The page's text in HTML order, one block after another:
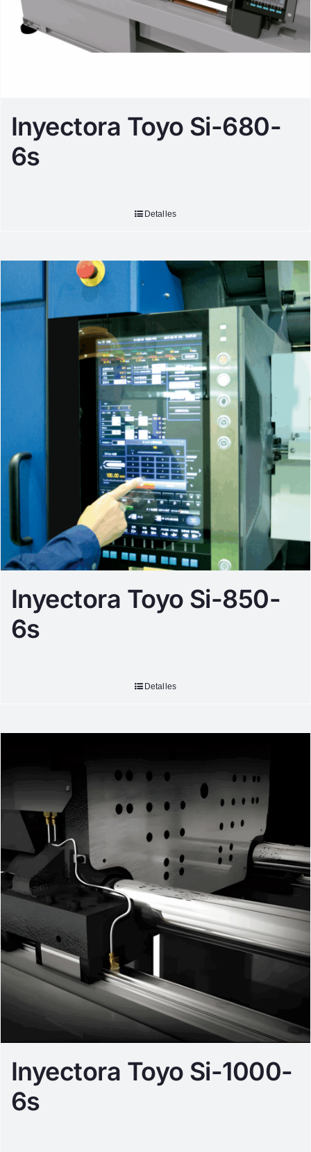
Inyectora Toyo Si-680-
6s
Detalles
Inyectora Toyo Si-850-
6s
Detalles
Inyectora Toyo Si-1000-
6s